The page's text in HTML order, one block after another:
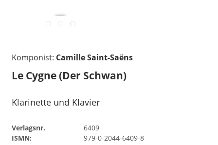
Komponist: Camille Saint-Saëns
Le Cygne (Der Schwan)
Klarinette und Klavier
Verlagsnr.
6409
ISMN:
979-0-2044-6409-8